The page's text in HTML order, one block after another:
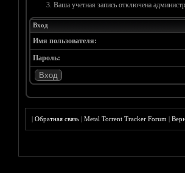
Ваша учетная запись отключена
Вход
Имя пользователя:
Пароль:
|Обратная связь |Metal Torrent Tracker Forum |